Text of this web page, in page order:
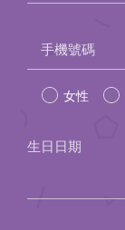
leave
this
手機號碼
女性
生日日期